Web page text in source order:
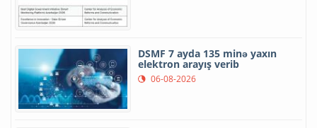
DSMF 7 ayda 135 minə yaxın
elektron arayış verib
06-08-2026